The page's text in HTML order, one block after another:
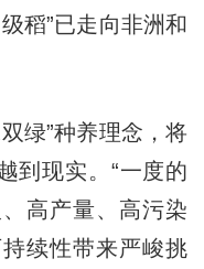
稻”已走向非洲和
绿”种养理念，将
到现实。“一度的
高产量、高污染
续性带来严峻挑